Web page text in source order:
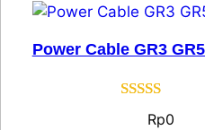
Power Cable GR3
Peringkat
Rp0